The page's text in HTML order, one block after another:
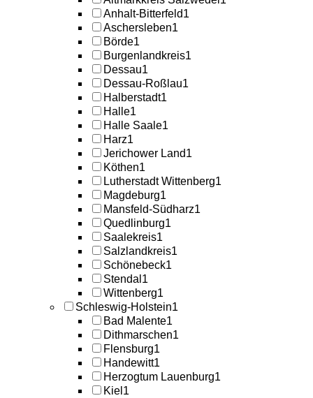
Anhalt-Bitterfeld1
Aschersleben1
Börde1
Burgenlandkreis1
Dessau1
Dessau-Roßlau1
Halberstadt1
Halle1
Halle Saale1
Harz1
Jerichower Land1
Köthen1
Lutherstadt Wittenberg1
Magdeburg1
Mansfeld-Südharz1
Quedlinburg1
Saalekreis1
Salzlandkreis1
Schönebeck1
Stendal 1
Wittenberg1
Schleswig-Holstein1
Bad Malente1
Dithmarschen1
Flensburg1
Handewitt1
Herzogtum Lauenburg1
Kiel 1